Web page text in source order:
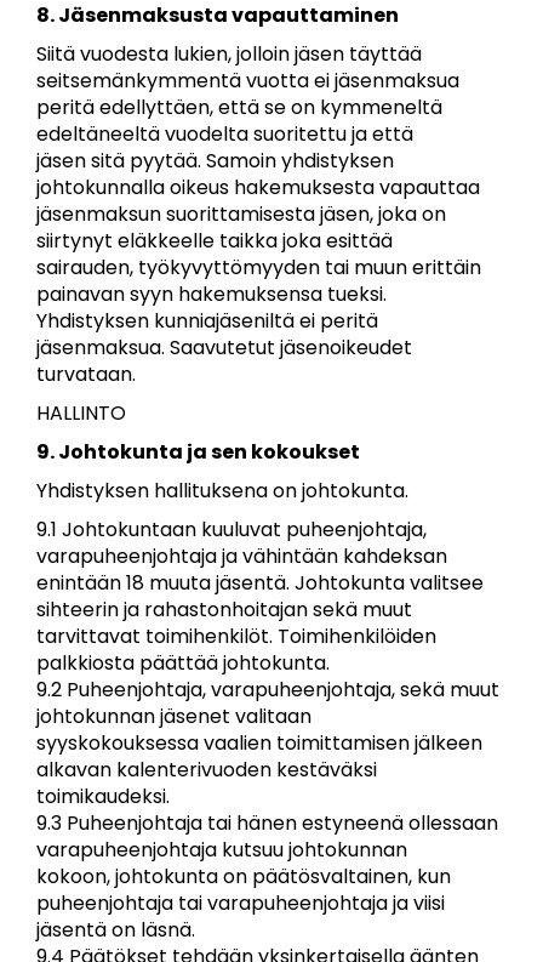
8. Jäsenmaksusta vapauttaminen
Siitä vuodesta lukien, jolloin jäsen täyttää
seitsemänkymmentä vuotta ei jäsenmaksua
peritä edellyttäen, että se on kymmeneltä
edeltäneeltä vuodelta suoritettu ja että
jäsen sitä pyytää. Samoin yhdistyksen
johtokunnalla oikeus hakemuksesta vapauttaa
jäsenmaksun suorittamisesta jäsen, joka on
siirtynyt eläkkeelle taikka joka esittää
sairauden, työkyvyttömyyden tai muun erittäin
painavan syyn hakemuksensa tueksi.
Yhdistyksen kunniajäseniltä ei peritä
jäsenmaksua. Saavutetut jäsenoikeudet
turvataan.
HALLINTO
9. Johtokunta ja sen kokoukset
Yhdistyksen hallituksena on johtokunta.
9.1 Johtokuntaan kuuluvat puheenjohtaja,
varapuheenjohtaja ja vähintään kahdeksan
enintään 18 muuta jäsentä. Johtokunta valitsee
sihteerin ja rahastonhoitajan sekä muut
tarvittavat toimihenkilöt. Toimihenkilöiden
palkkiosta päättää johtokunta.
9.2 Puheenjohtaja, varapuheenjohtaja, sekä muut
johtokunnan jäsenet valitaan
syyskokouksessa vaalien toimittamisen jälkeen
alkavan kalenterivuoden kestäväksi
toimikaudeksi.
9.3 Puheenjohtaja tai hänen estyneenä ollessaan
varapuheenjohtaja kutsuu johtokunnan
kokoon, johtokunta on päätösvaltainen, kun
puheenjohtaja tai varapuheenjohtaja ja viisi
jäsentä on läsnä.